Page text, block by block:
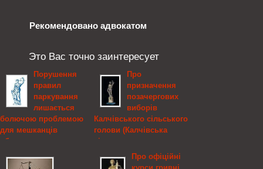
Рекомендовано адвокатом
Это Вас точно заинтересует
Порушення
правил
паркування
лишається
болючою проблемою
для мешканців
обласного центру
Про
призначення
позачергових
виборів
Калчівського сільського
голови (Калчівська
сільська рада
Болградського району
Одеської області),
Про офіційні